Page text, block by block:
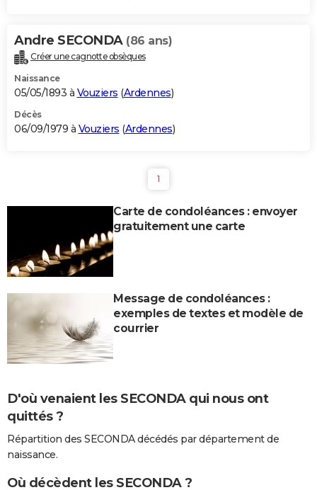
Andre SECONDA (86 ans)
Créer une cagnotte obsèques
Naissance
05/05/1893 à Vouziers (Ardennes)
Décès
06/09/1979 à Vouziers (Ardennes)
1
Carte de condoléances : envoyer
gratuitement une carte
Message de condoléances :
exemples de textes et modèle de
courrier
D'où venaient les SECONDA qui nous ont
quittés ?
Répartition des SECONDA décédés par département de
naissance.
Où décèdent les SECONDA ?